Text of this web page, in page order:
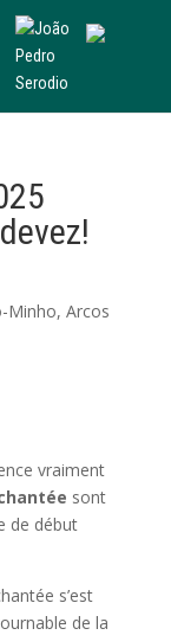
Minho, Arcos
vraiment
sont
de début
s’est
de la